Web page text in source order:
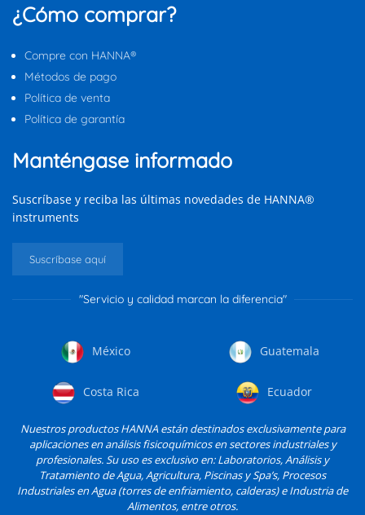
¿Cómo comprar?
Compre con HANNA®
Métodos de pago
Política de venta
Política de garantía
Manténgase informado
Suscríbase y reciba las últimas novedades de HANNA®
instruments
Suscríbase aquí
"Servicio y calidad marcan la diferencia"
México Guatemala
Costa Rica Ecuador
Nuestros productos HANNA están destinados exclusivamente para
aplicaciones en análisis fisicoquímicos en sectores industriales y
profesionales. Su uso es exclusivo en: Laboratorios, Análisis y
Tratamiento de Agua, Agricultura, Piscinas y Spa’s, Procesos
Industriales en Agua (torres de enfriamiento, calderas) e Industria de
Alimentos, entre otros.